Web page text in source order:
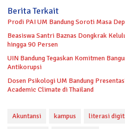
Berita Terkait
Prodi PAI UM Bandung Soroti Masa
Beasiswa Santri Baznas Dongkrak
hingga 90 Persen
UIN Bandung Tegaskan Komitmen
Antikorupsi
Dosen Psikologi UM Bandung
Academic Climate di Thailand
Akuntansi kampus literasi